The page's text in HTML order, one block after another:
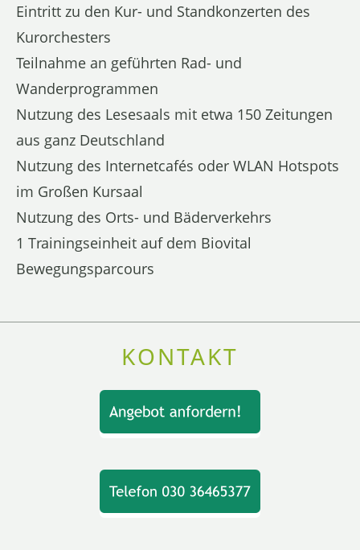
Eintritt zu den Kur- und Standkonzerten des
Kurorchesters
Teilnahme an geführten Rad- und
Wanderprogrammen
Nutzung des Lesesaals mit etwa 150 Zeitungen
aus ganz Deutschland
Nutzung des Internetcafés oder WLAN Hotspots
im Großen Kursaal
Nutzung des Orts- und Bäderverkehrs
1 Trainingseinheit auf dem Biovital
Bewegungsparcours
KONTAKT